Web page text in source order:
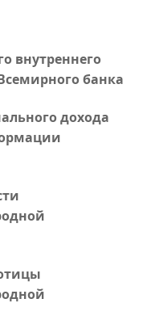
внутреннего
банка
дохода